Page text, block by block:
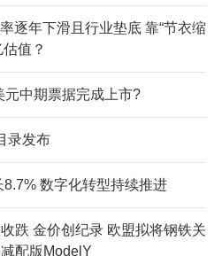
逐年下滑且行业垫底 靠“节衣缩
值？
元中期票据完成上市?
录发布
数字化转型持续推进
跌 金价创纪录 欧盟拟将钢铁关
配版ModelY